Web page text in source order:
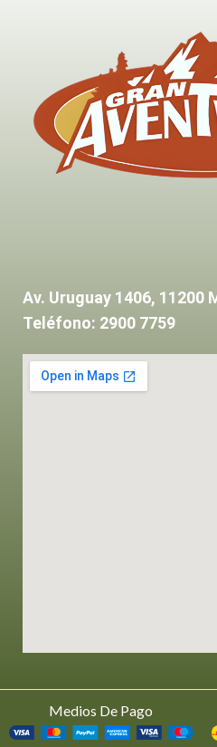
Av. Uruguay 1406, 11200
Teléfono: 2900 7759
Medios De Pago